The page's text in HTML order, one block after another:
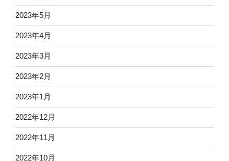
2023年5月
2023年4月
2023年3月
2023年2月
2023年1月
2022年12月
2022年11月
2022年10月